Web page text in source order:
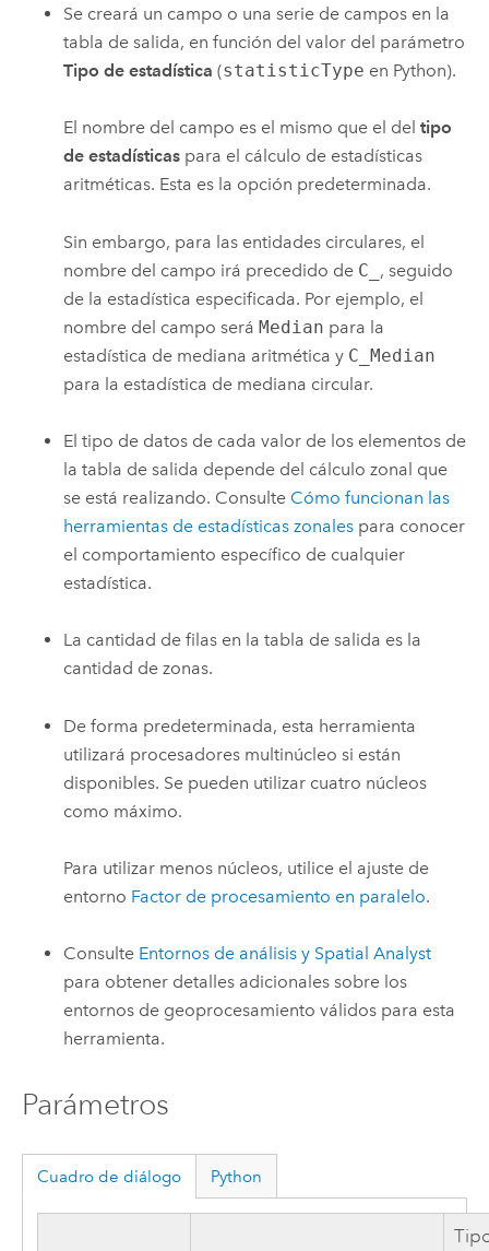
Se creará un campo o una serie de campos en la
tabla de salida, en función del valor del parámetro
Tipo de estadística (statisticType en Python).
El nombre del campo es el mismo que el deltipo
de estadísticas para el cálculo de estadísticas
aritméticas. Esta es la opción predeterminada.
Sin embargo, para las entidades circulares, el
nombre del campo irá precedido de C_ , seguido
de la estadística especificada. Por ejemplo, el
nombre del campo seráMedian para la
estadística de mediana aritmética y C_Median
para la estadística de mediana circular.
El tipo de datos de cada valor de los elementos de
la tabla de salida depende del cálculo zonal que
se está realizando. Consulte Cómo funcionan las
herramientas de estadísticas zonales para conocer
el comportamiento específico de cualquier
estadística.
La cantidad de filas en la tabla de salida es la
cantidad de zonas.
De forma predeterminada, esta herramienta
utilizará procesadores multinúcleo si están
disponibles. Se pueden utilizar cuatro núcleos
como máximo.
Para utilizar menos núcleos, utilice el ajuste de
entorno Factor de procesamiento en paralelo.
Consulte Entornos de análisis y Spatial Analyst
para obtener detalles adicionales sobre los
entornos de geoprocesamiento válidos para esta
herramienta.
Parámetros
Cuadro de diálogo Python